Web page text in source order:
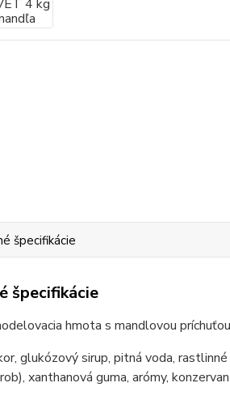
špecifikácie
špecifikácie
hmota s mandlovou
glukózový sirup, pitná voda,
xanthanová guma, arómy,